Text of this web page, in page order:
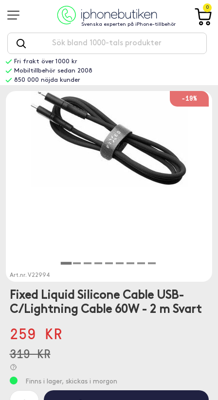
Svenska experten på iPhone-tillbehör
0
Fri frakt över 1000 kr
Mobiltillbehör sedan 2008
850 000 nöjda kunder
-19%
Art.nr. V22994
Fixed Liquid Silicone Cable USB-
C/Lightning Cable 60W - 2 m Svart
259 KR
319 KR
Finns i lager, skickas i morgon